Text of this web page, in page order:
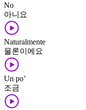
No
아니요
Naturalmente
물론이에요
Un po’
조금